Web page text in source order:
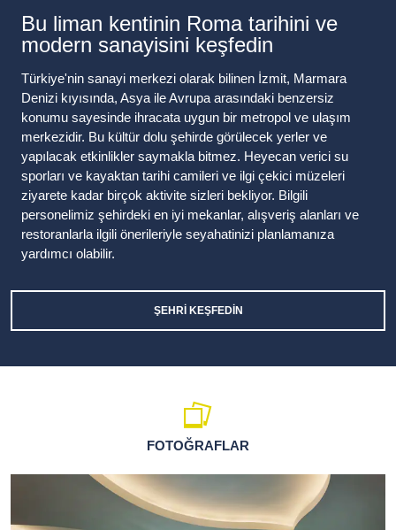
Bu liman kentinin Roma tarihini ve
modern sanayisini keşfedin
Türkiye'nin sanayi merkezi olarak bilinen İzmit, Marmara
Denizi kıyısında, Asya ile Avrupa arasındaki benzersiz
konumu sayesinde ihracata uygun bir metropol ve ulaşım
merkezidir. Bu kültür dolu şehirde görülecek yerler ve
yapılacak etkinlikler saymakla bitmez. Heyecan verici su
sporları ve kayaktan tarihi camileri ve ilgi çekici müzeleri
ziyarete kadar birçok aktivite sizleri bekliyor. Bilgili
personelimiz şehirdeki en iyi mekanlar, alışveriş alanları ve
restoranlarla ilgili önerileriyle seyahatinizi planlamanıza
yardımcı olabilir.
ŞEHRI KEŞFEDIN
FOTOĞRAFLAR